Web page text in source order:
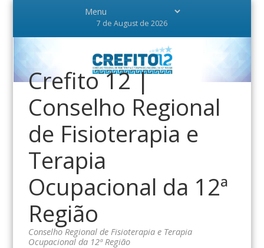
7 de August de 2026
Crefito 12 |
Conselho Regional
de Fisioterapia e
Terapia
Ocupacional da 12ª
Região
Conselho Regional de Fisioterapia e Terapia
Ocupacional da 12ª Região